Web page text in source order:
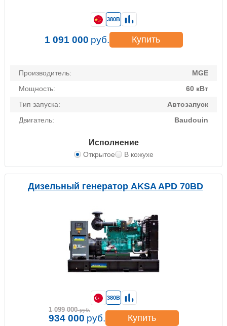
Производитель:
MGE
Мощность:
60 кВт
Тип запуска:
Автозапуск
Двигатель:
Baudouin
Исполнение
Открытое В кожухе
380В
1 091 000 руб. Купить
Дизельный генератор AKSA APD 70BD
380В
1 099 000 руб.
934 000 руб. Купить